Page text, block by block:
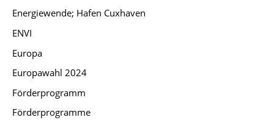
Energiewende; Hafen Cuxhaven
ENVI
Europa
Europawahl 2024
Förderprogramm
Förderprogramme